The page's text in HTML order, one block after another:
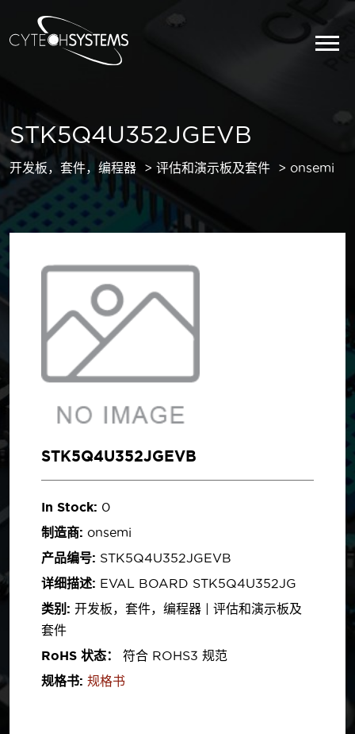
STK5Q4U352JGEVB
开发板，套件，编程器 评估和演示板及套件 onsemi
STK5Q4U352JGEVB
In Stock: 0
制造商: onsemi
产品编号: STK5Q4U352JGEVB
详细描述: EVAL BOARD STK5Q4U352JG
类别: 开发板，套件，编程器 | 评估和演示板及
套件
RoHS 状态：
符合 ROHS3 规范
规格书: 规格书